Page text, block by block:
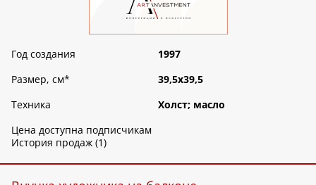
Год создания
1997
Размер, см*
39,5х39,5
Техника
Холст; масло
Цена доступна подписчикам
История продаж (1)